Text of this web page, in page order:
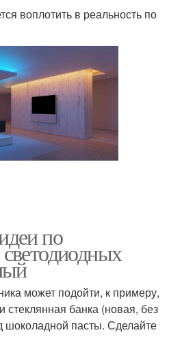
воплотить в реальность по
по
может подойти, к примеру,
стеклянная банка (новая, без
шоколадной пасты. Сделайте